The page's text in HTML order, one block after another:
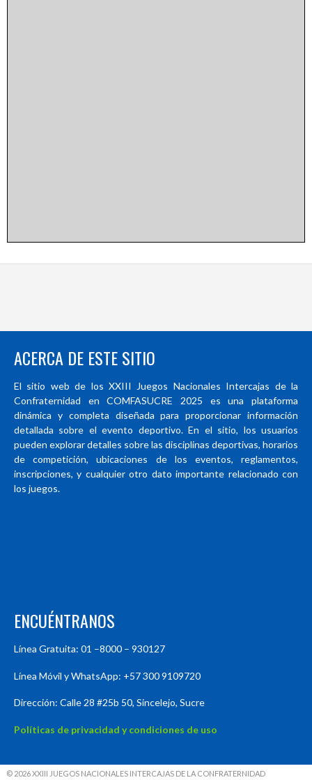
ACERCA DE ESTE SITIO
El sitio web de los XXIII Juegos Nacionales Intercajas de la
Confraternidad en COMFASUCRE 2025 es una plataforma
dinámica y completa diseñada para proporcionar información
detallada sobre el evento deportivo. En el sitio, los usuarios
pueden explorar detalles sobre las disciplinas deportivas, horarios
de competición, ubicaciones de los eventos, reglamentos,
inscripciones, y cualquier otro dato importante relacionado con
los juegos.
ENCUÉNTRANOS
Línea Gratuita: 01 –8000 – 930127
Línea Móvil y WhatsApp: +57 300 9109720
Dirección: Calle 28 #25b 50, Sincelejo, Sucre
Políticas de privacidad y condiciones de uso
© 2026 XXIII JUEGOS NACIONALES INTERCAJAS DE LA CONFRATERNIDAD